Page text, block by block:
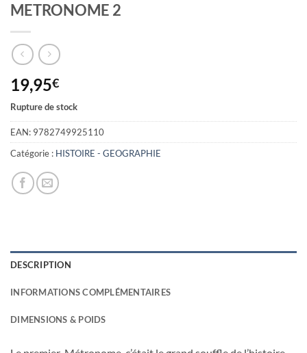
METRONOME 2
19,95€
Rupture de stock
EAN: 9782749925110
Catégorie : HISTOIRE - GEOGRAPHIE
DESCRIPTION
INFORMATIONS COMPLÉMENTAIRES
DIMENSIONS & POIDS